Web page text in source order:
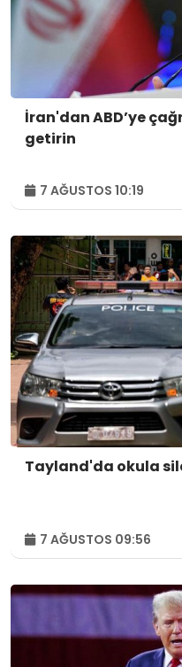
İran'dan ABD’ye
getirin
7 AĞUSTOS 10:19
Tayland'da okula
7 AĞUSTOS 09:56